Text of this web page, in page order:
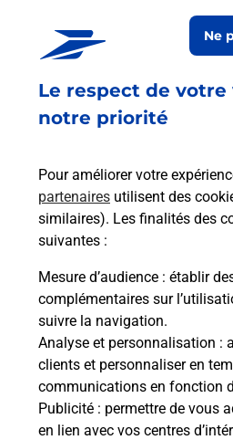
Le respect de votre
notre priorité
Pour améliorer votre
partenaires utilisent des
similaires). Les finalités des
suivantes :
Mesure d’audience : établir
complémentaires sur
suivre la navigation.
Analyse et personnalisation :
clients et personnaliser en
communications en fonction
Publicité : permettre de vous
en lien avec vos centres
Ne
En savoir plus
Acheter un iPhone neuf
Vous recherchez un
de chez vous ? Découvrez
téléphones iPhone Apple
Poste à LARAGNE
En savoir plus